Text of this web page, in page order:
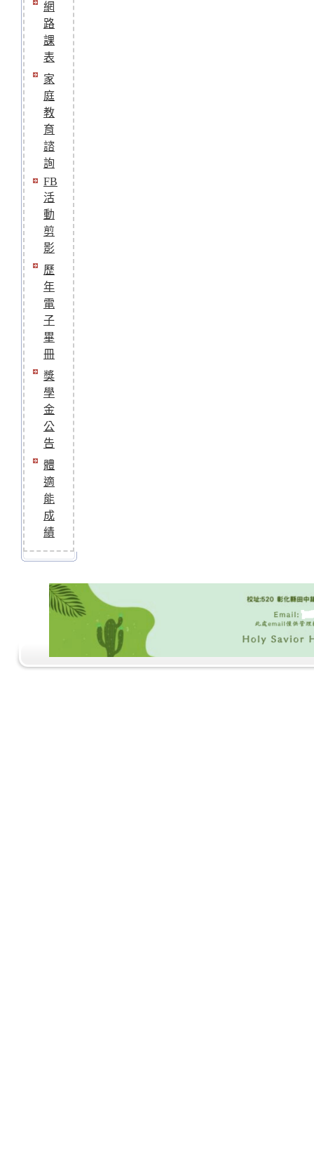
網
路
課
表
家
庭
教
育
諮
詢
FB
活
動
剪
影
歷
年
電
子
畢
冊
獎
學
金
公
告
體
適
能
成
績